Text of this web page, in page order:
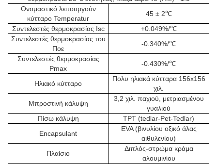
Ονομαστικό λειτουργούν
κύτταρο Temperatur
45 ± 2℃
Συντελεστές θερμοκρασίας Isc
+0.049%/℃
Συντελεστές θερμοκρασίας του
Ποε
-0.340%/℃
Συντελεστές θερμοκρασίας
Pmax
-0.430%/℃
Ηλιακό κύτταρο
Πολυ ηλιακά κύτταρα 156x156
χιλ.
Μπροστινή κάλυψη
3,2 χιλ. παχιού, μετριασμένου
γυαλιού
Πίσω κάλυψη
TPT (tedlar-Pet-Tedlar)
Encapsulant
EVA (βινυλίου οξικό άλας
αιθυλενίου)
Πλαίσιο
Διπλός-στρώμα κράμα
αλουμινίου